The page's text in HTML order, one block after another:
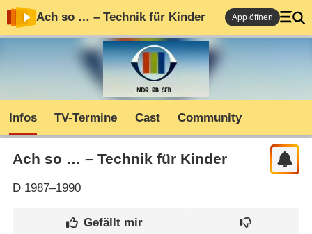
Ach so … – Technik für Kinder App öffnen
Infos TV-Termine Cast Community
Ach so … – Technik für Kinder
D1987–1990